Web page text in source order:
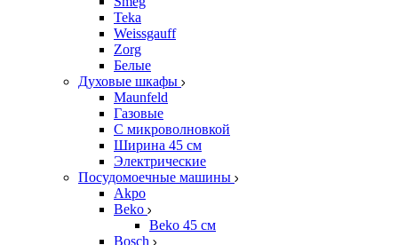
Teka
Weissgauff
Zorg
Белые
Духовые шкафы
Maunfeld
Газовые
С микроволновкой
Ширина 45 см
Электрические
Посудомоечные машины
Akpo
Beko
Beko 45 см
Bosch